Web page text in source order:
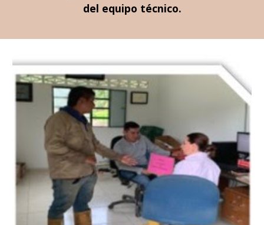
del equipo técnico.